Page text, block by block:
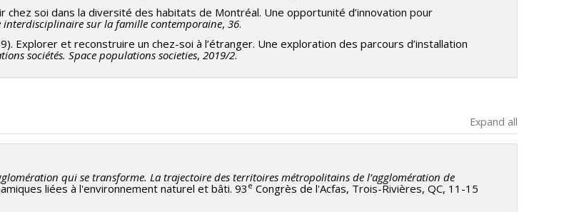
chez soi dans la diversité des habitats de Montréal. Une opportunité d’innovation pour
interdisciplinaire sur la famille contemporaine, 36.
Explorer et reconstruire un chez-soi à l’étranger. Une exploration des parcours d’installation
sociétés. Space populations societies, 2019/2.
Expand all
qui se transforme. La trajectoire des territoires métropolitains de l’agglomération de
liées à l'environnement naturel et bâti. 93 e Congrès de l'Acfas, Trois-Rivières, QC, 11-15